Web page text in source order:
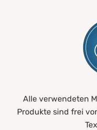
Alle verwendeten
Produkte sind frei